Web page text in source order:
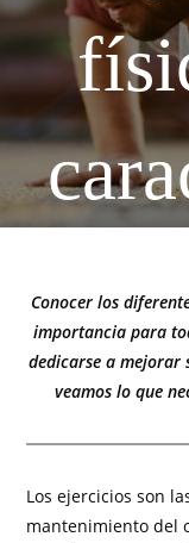
Conocer los
importancia para
dedicarse a mejorar
veamos lo que
Los ejercicios son
mantenimiento del